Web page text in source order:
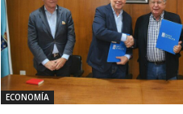
ECONOMÍA